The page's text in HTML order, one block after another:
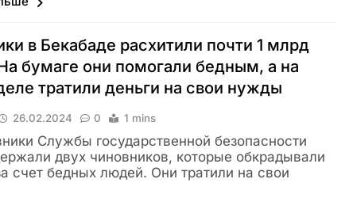
в Бекабаде расхитили почти 1 млрд
бумаге они помогали бедным, а на
тратили деньги на свои нужды
26.02.2024 0 1 mins
Службы государственной безопасности
двух чиновников, которые обкрадывали
счет бедных людей. Они тратили на свои